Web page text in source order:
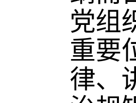
党组
重要
律、